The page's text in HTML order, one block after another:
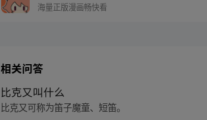
海量正版漫画畅快看
相关问答
比克又叫什么
比克又可称为笛子魔童、短笛。